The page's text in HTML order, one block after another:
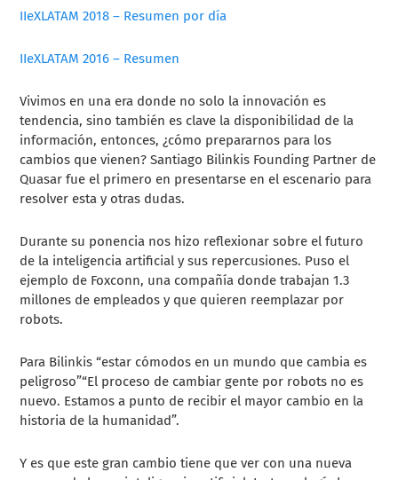
IIeXLATAM 2018 – Resumen por día
IIeXLATAM 2016 – Resumen
Vivimos en una era donde no solo la innovación es
tendencia, sino también es clave la disponibilidad de la
información, entonces, ¿cómo prepararnos para los
cambios que vienen? Santiago Bilinkis Founding Partner de
Quasar fue el primero en presentarse en el escenario para
resolver esta y otras dudas.
Durante su ponencia nos hizo reflexionar sobre el futuro
de la inteligencia artificial y sus repercusiones. Puso el
ejemplo de Foxconn, una compañía donde trabajan 1.3
millones de empleados y que quieren reemplazar por
robots.
Para Bilinkis “estar cómodos en un mundo que cambia es
peligroso”“El proceso de cambiar gente por robots no es
nuevo. Estamos a punto de recibir el mayor cambio en la
historia de la humanidad”.
Y es que este gran cambio tiene que ver con una nueva